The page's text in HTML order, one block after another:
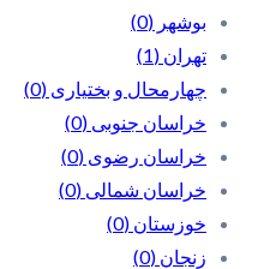
بوشهر (0)
تهران (1)
چهارمحال و بختیاری (0)
خراسان جنوبی (0)
خراسان رضوی (0)
خراسان شمالی (0)
خوزستان (0)
زنجان (0)